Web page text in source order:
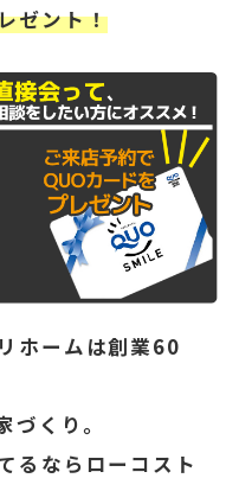
ゼント！
ホームは創業60
くり。
るならローコスト